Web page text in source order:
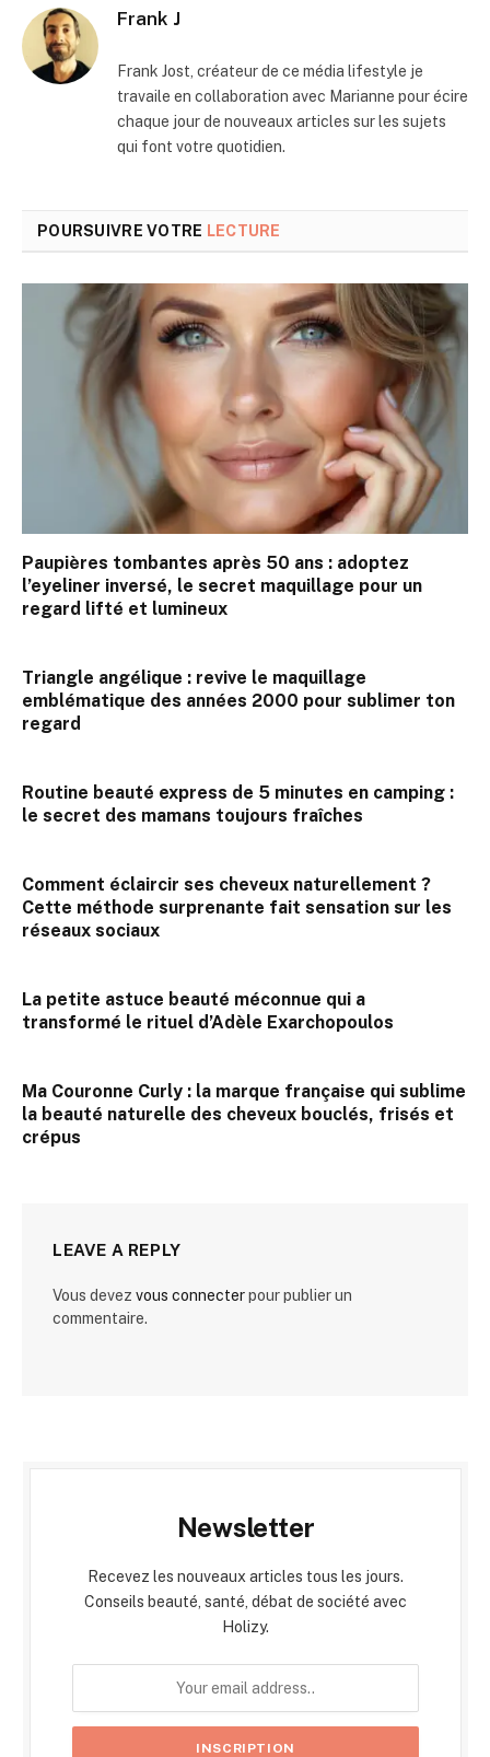
Frank J
Frank Jost, créateur de ce média lifestyle je
travaile en collaboration avec Marianne pour écire
chaque jour de nouveaux articles sur les sujets
qui font votre quotidien.
POURSUIVRE VOTRE LECTURE
Paupières tombantes après 50 ans : adoptez
l’eyeliner inversé, le secret maquillage pour un
regard lifté et lumineux
Triangle angélique : revive le maquillage
emblématique des années 2000 pour sublimer ton
regard
Routine beauté express de 5 minutes en camping :
le secret des mamans toujours fraîches
Comment éclaircir ses cheveux naturellement ?
Cette méthode surprenante fait sensation sur les
réseaux sociaux
La petite astuce beauté méconnue qui a
transformé le rituel d’Adèle Exarchopoulos
Ma Couronne Curly : la marque française qui sublime
la beauté naturelle des cheveux bouclés, frisés et
crépus
LEAVE A REPLY
Vous devez vous connecterpour publier un
commentaire.
Newsletter
Recevez les nouveaux articles tous les jours.
Conseils beauté, santé, débat de société avec
Holizy.